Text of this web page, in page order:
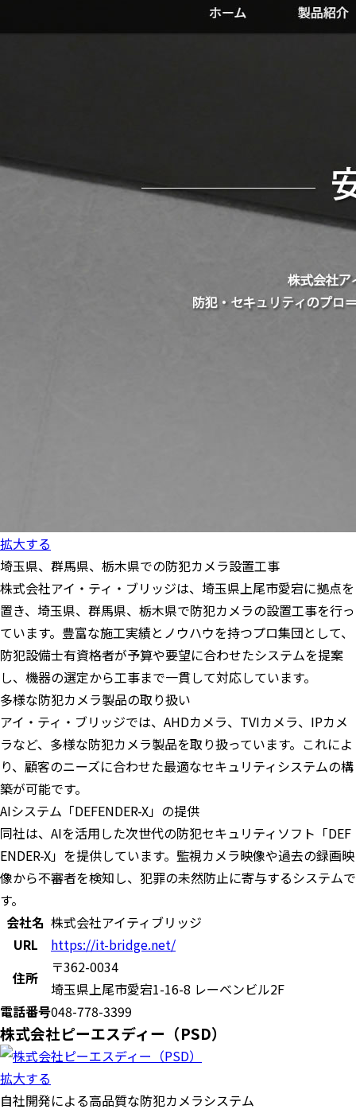
拡大する
埼玉県、群馬県、栃木県での防犯カメラ設置工事
株式会社アイ・ティ・ブリッジは、埼玉県上尾市愛宕に拠点を
置き、埼玉県、群馬県、栃木県で防犯カメラの設置工事を行っ
ています。豊富な施工実績とノウハウを持つプロ集団として、
防犯設備士有資格者が予算や要望に合わせたシステムを提案
し、機器の選定から工事まで一貫して対応しています。
多様な防犯カメラ製品の取り扱い
アイ・ティ・ブリッジでは、AHDカメラ、TVIカメラ、IPカメ
ラなど、多様な防犯カメラ製品を取り扱っています。これによ
り、顧客のニーズに合わせた最適なセキュリティシステムの構
築が可能です。
AIシステム「DEFENDER-X」の提供
同社は、AIを活用した次世代の防犯セキュリティソフト「DEF
ENDER-X」を提供しています。監視カメラ映像や過去の録画映
像から不審者を検知し、犯罪の未然防止に寄与するシステムで
す。
会社名 株式会社アイティブリッジ
URL
https://it-bridge.net/
住所
〒362-0034
埼玉県上尾市愛宕1-16-8 レーベンビル2F
電話番号048-778-3399
株式会社ピーエスディー（PSD）
拡大する
自社開発による高品質な防犯カメラシステム